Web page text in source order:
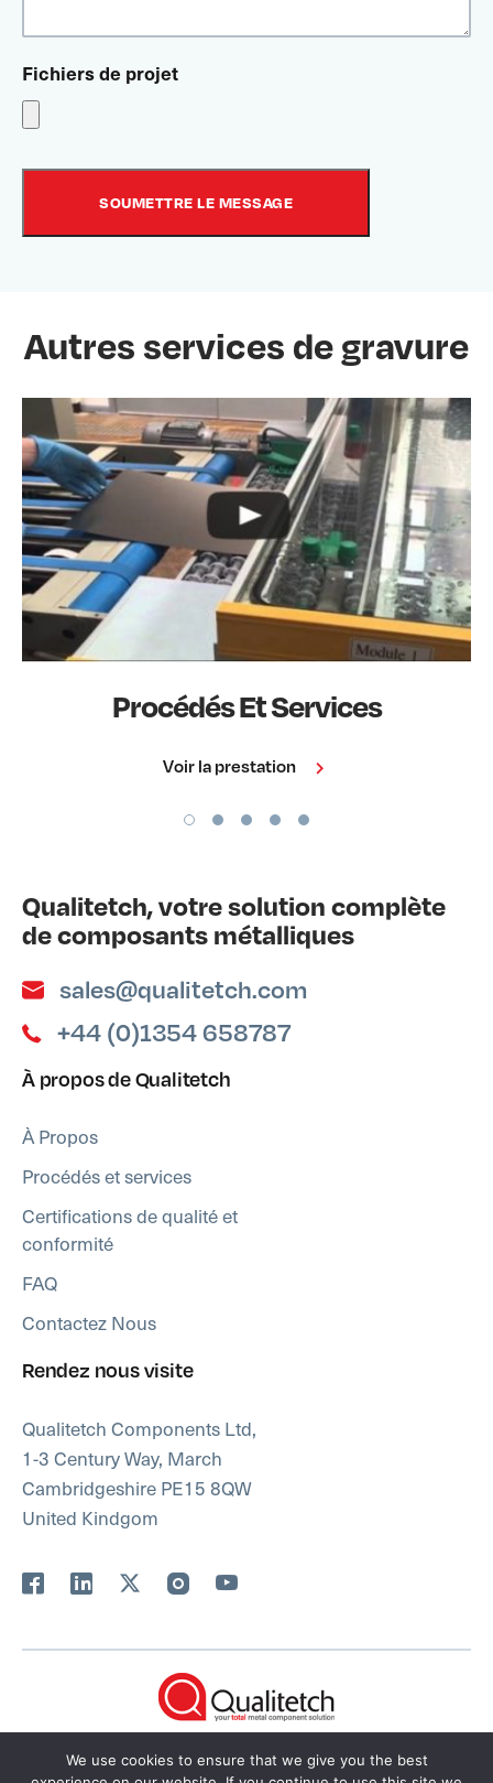
Fichiers de projet
Autres services de gravure
Procédés Et Services
Voir la prestation
Qualitetch, votre solution complète
de composants métalliques
sales@qualitetch.com
+44 (0)1354 658787
À propos de Qualitetch
À Propos
Procédés et services
Certifications de qualité et
conformité
FAQ
Contactez Nous
Rendez nous visite
Qualitetch Components Ltd,
1-3 Century Way, March
Cambridgeshire PE15 8QW
United Kindgom
Politique De Confidentialité
Plan Du Site
We use cookies to ensure that we give you the best